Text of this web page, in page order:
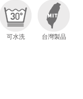
可水洗 台灣製品